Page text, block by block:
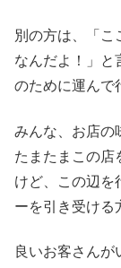
別の方は、「こ
なんだよ！」と
のために運んで
みんな、お店の
たまたまこの店
けど、この辺を
ーを引き受ける
良いお客さんが